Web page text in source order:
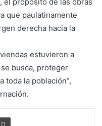
que paulatinamente
derecha hacia la
estuvieron a
busca, proteger
toda la población”,